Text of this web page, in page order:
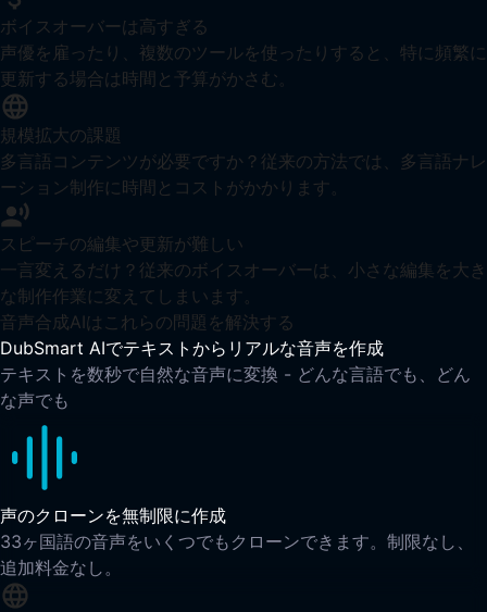
ボイスオーバーは高すぎる
声優を雇ったり、複数のツールを使ったりすると、特に頻繁に
更新する場合は時間と予算がかさむ。
規模拡大の課題
多言語コンテンツが必要ですか？従来の方法では、多言語ナレ
ーション制作に時間とコストがかかります。
スピーチの編集や更新が難しい
一言変えるだけ？従来のボイスオーバーは、小さな編集を大き
な制作作業に変えてしまいます。
音声合成AIはこれらの問題を解決する
DubSmart AIでテキストからリアルな音声を作成
テキストを数秒で自然な音声に変換 - どんな言語でも、どん
な声でも
声のクローンを無制限に作成
33ヶ国語の音声をいくつでもクローンできます。制限なし、
追加料金なし。